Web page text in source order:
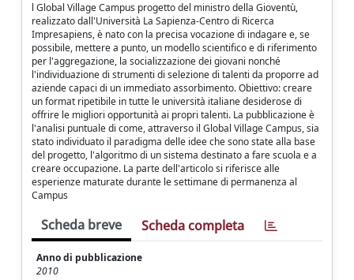
l Global Village Campus progetto del ministro della Gioventù,
realizzato dall'Università La Sapienza-Centro di Ricerca
Impresapiens, è nato con la precisa vocazione di indagare e, se
possibile, mettere a punto, un modello scientifico e di riferimento
per l'aggregazione, la socializzazione dei giovani nonché
l'individuazione di strumenti di selezione di talenti da proporre ad
aziende capaci di un immediato assorbimento. Obiettivo: creare
un format ripetibile in tutte le università italiane desiderose di
offrire le migliori opportunità ai propri talenti. La pubblicazione è
l'analisi puntuale di come, attraverso il Global Village Campus, sia
stato individuato il paradigma delle idee che sono state alla base
del progetto, l'algoritmo di un sistema destinato a fare scuola e a
creare occupazione. La parte dell'articolo si riferisce alle
esperienze maturate durante le settimane di permanenza al
Campus
Scheda breve Scheda completa
Anno di pubblicazione
2010